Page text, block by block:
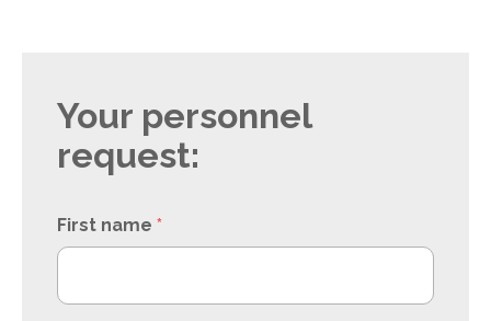
Your personnel
request:
First name *